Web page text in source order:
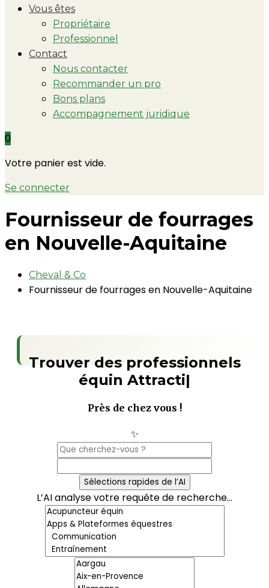
Vous êtes
Propriétaire
Professionnel
Contact
Nous contacter
Recommander un pro
Bons plans
Accompagnement juridique
0
Votre panier est vide.
Se connecter
Fournisseur de fourrages
en Nouvelle-Aquitaine
Cheval & Co
Fournisseur de fourrages en Nouvelle-Aquitaine
Trouver des professionnels
équinA|
Près de chez vous !
✨
Sélections rapides de l’AI
L’AI analyse votre requête de recherche...